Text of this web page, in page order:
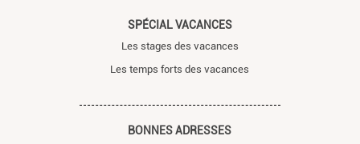
SPÉCIAL VACANCES
Les stages des vacances
Les temps forts des vacances
BONNES ADRESSES